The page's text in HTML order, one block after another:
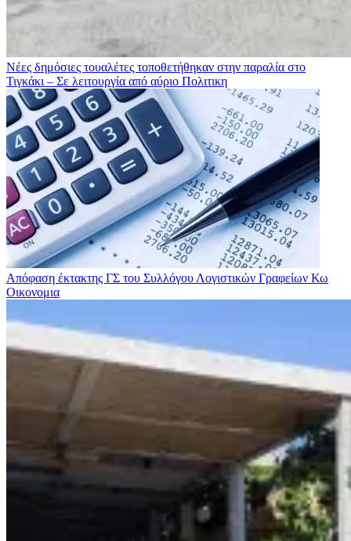
Νέες δημόσιες τουαλέτες τοποθετήθηκαν στην παραλία στο
Τιγκάκι – Σε λειτουργία από αύριο Πολιτικη
Απόφαση έκτακτης ΓΣ του Συλλόγου Λογιστικών Γραφείων Κω
Οικονομια